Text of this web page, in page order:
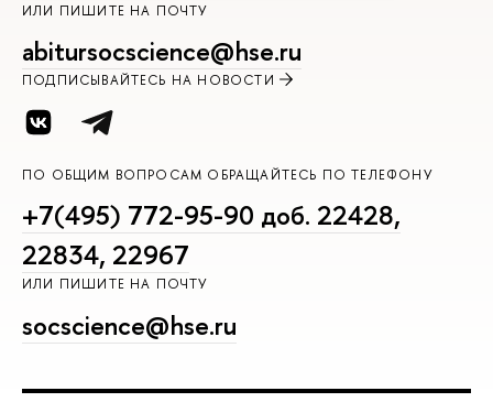
ИЛИ ПИШИТЕ НА ПОЧТУ
abitursocscience@hse.ru
ПОДПИСЫВАЙТЕСЬ НА НОВОСТИ
ПО ОБЩИМ ВОПРОСАМ ОБРАЩАЙТЕСЬ ПО ТЕЛЕФОНУ
+7(495) 772-95-90 доб. 22428,
22834, 22967
ИЛИ ПИШИТЕ НА ПОЧТУ
socscience@hse.ru